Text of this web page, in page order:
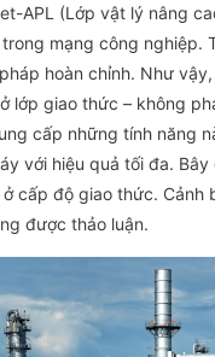
APL (Lớp vật lý nâng
mạng công nghiệp.
hoàn chỉnh. Như
lớp giao thức – không
cấp những tính năng
với hiệu quả tối đa. Bây
cấp độ giao thức. Cảnh
được thảo luận.